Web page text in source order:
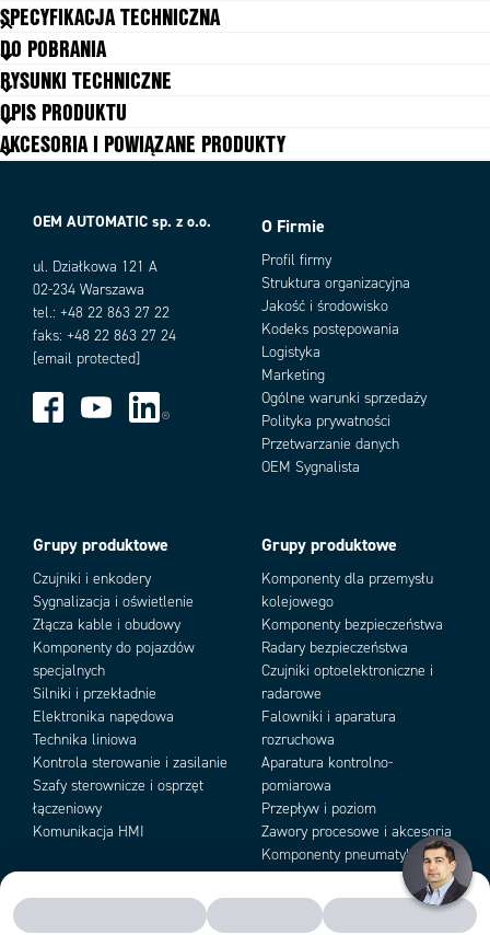
SPECYFIKACJA TECHNICZNA
Napięcie zasilania
PL
SIL
-20 °C to 40 °C
Wibracje
Tested in accordance with: IEC
60068-2-6 and IEC 60068-2-27
DO POBRANIA
RYSUNKI TECHNICZNE
OPIS PRODUKTU
AKCESORIA I POWIĄZANE PRODUKTY
OEM AUTOMATIC sp. z o.o.
ul. Działkowa 121 A
02-234 Warszawa
tel.: +48 22 863 27 22
faks: +48 22 863 27 24
[email protected]
O Firmie
Profil firmy
Struktura organizacyjna
Jakość i środowisko
Kodeks postępowania
Logistyka
Marketing
Ogólne warunki sprzedaży
Polityka prywatności
Przetwarzanie danych
OEM Sygnalista
Grupy produktowe
Czujniki i enkodery
Sygnalizacja i oświetlenie
Złącza kable i obudowy
Komponenty do pojazdów
specjalnych
Silniki i przekładnie
Elektronika napędowa
Technika liniowa
Kontrola sterowanie i zasilanie
Szafy sterownicze i osprzęt
łączeniowy
Komunikacja HMI
Grupy produktowe
Komponenty dla przemysłu
kolejowego
Komponenty bezpieczeństwa
Radary bezpieczeństwa
Czujniki optoelektroniczne i
radarowe
Falowniki i aparatura
rozruchowa
Aparatura kontrolno-
pomiarowa
Przepływ i poziom
Zawory procesowe i akcesoria
Komponenty pneumatyki i
podciśnienia